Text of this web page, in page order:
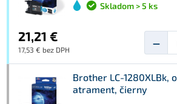
Skladom > 5 ks
21,21 €
17,53 € bez DPH −
Brother LC-1280XLBk,
atrament, čierny